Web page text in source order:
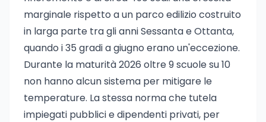
marginale rispetto a un parco edilizio costruito
in larga parte tra gli anni Sessanta e Ottanta,
quando i 35 gradi a giugno erano un'eccezione.
Durante la maturità 2026 oltre 9 scuole su 10
non hanno alcun sistema per mitigare le
temperature. La stessa norma che tutela
impiegati pubblici e dipendenti privati, per